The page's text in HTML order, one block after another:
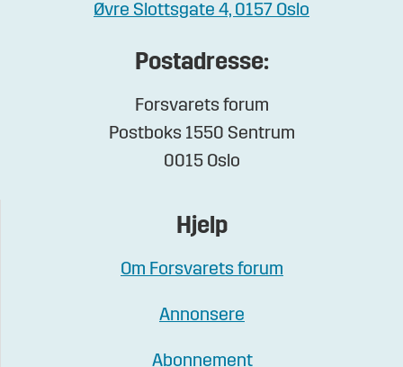
Øvre Slottsgate 4, 0157 Oslo
Postadresse:
Forsvarets forum
Postboks 1550 Sentrum
0015 Oslo
Hjelp
Om Forsvarets forum
Annonsere
Abonnement